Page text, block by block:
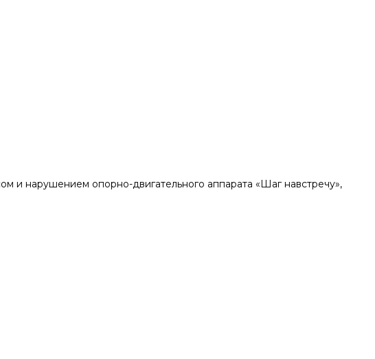
и нарушением опорно-двигательного аппарата «Шаг навстречу»,